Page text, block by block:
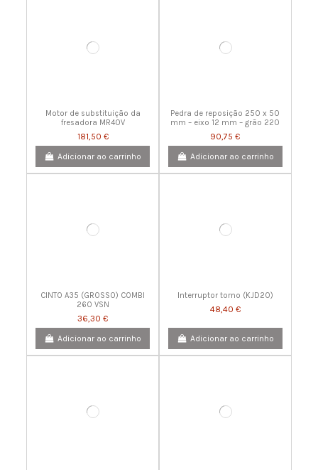
Motor de substituição da
fresadora MR40V
181,50 €
Adicionar ao carrinho
Pedra de reposição 250 x 50
mm – eixo 12 mm – grão 220
90,75 €
Adicionar ao carrinho
CINTO A35 (GROSSO) COMBI
260 VSN
36,30 €
Adicionar ao carrinho
Interruptor torno (KJD20)
48,40 €
Adicionar ao carrinho